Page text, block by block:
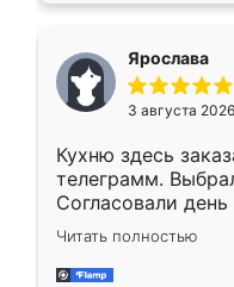
Ярослава
3 августа 2026
Кухню здесь
телеграмм.
Согласовали
недели кухня
довольны
мебель за
Читать полностью